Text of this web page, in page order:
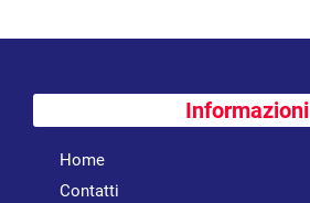
Informazioni
Home
Contatti